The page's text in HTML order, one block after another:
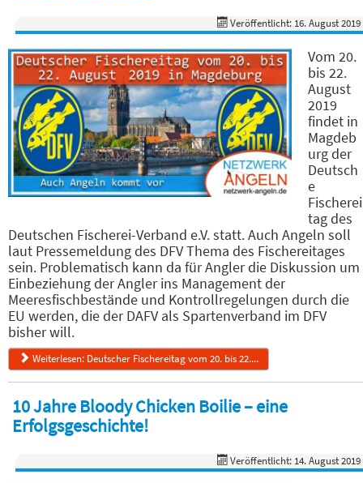
Veröffentlicht: 16. August 2019
Vom 20.
bis 22.
August
2019
findet in
Magdeb
urg der
Deutsch
e
Fischerei
tag des
Deutschen Fischerei-Verband e.V. statt. Auch Angeln soll
laut Pressemeldung des DFV Thema des Fischereitages
sein. Problematisch kann da für Angler die Diskussion um
Einbeziehung der Angler ins Management der
Meeresfischbestände und Kontrollregelungen durch die
EU werden, die der DAFV als Spartenverband im DFV
bisher will.
Weiterlesen: Deutscher Fischereitag vom 20. bis 22....
10 Jahre Bloody Chicken Boilie – eine
Erfolgsgeschichte!
Veröffentlicht: 14. August 2019